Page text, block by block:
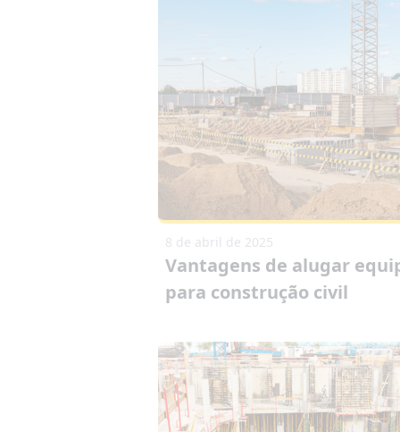
8 de abril de 2025
Vantagens de alugar
para construção civil